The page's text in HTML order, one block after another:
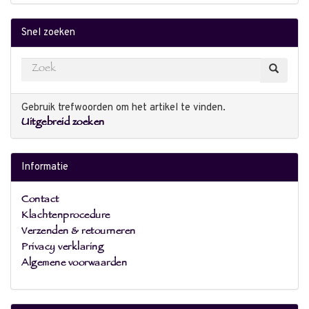
Snel zoeken
Gebruik trefwoorden om het artikel te vinden.
Uitgebreid zoeken
Informatie
Contact
Klachtenprocedure
Verzenden & retourneren
Privacy verklaring
Algemene voorwaarden